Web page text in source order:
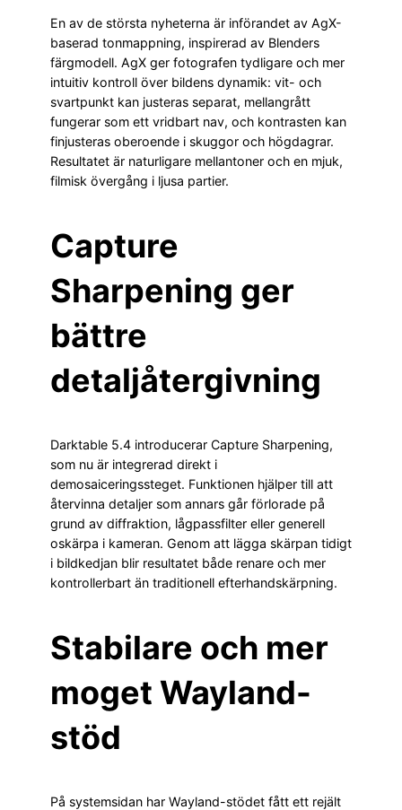
En av de största nyheterna är införandet av AgX-
baserad tonmappning, inspirerad av Blenders
färgmodell. AgX ger fotografen tydligare och mer
intuitiv kontroll över bildens dynamik: vit- och
svartpunkt kan justeras separat, mellangrått
fungerar som ett vridbart nav, och kontrasten kan
finjusteras oberoende i skuggor och högdagrar.
Resultatet är naturligare mellantoner och en mjuk,
filmisk övergång i ljusa partier.
Capture
Sharpening ger
bättre
detaljåtergivning
Darktable 5.4 introducerar Capture Sharpening,
som nu är integrerad direkt i
demosaiceringssteget. Funktionen hjälper till att
återvinna detaljer som annars går förlorade på
grund av diffraktion, lågpassfilter eller generell
oskärpa i kameran. Genom att lägga skärpan tidigt
i bildkedjan blir resultatet både renare och mer
kontrollerbart än traditionell efterhandskärpning.
Stabilare och mer
moget Wayland-
stöd
På systemsidan har Wayland-stödet fått ett rejält